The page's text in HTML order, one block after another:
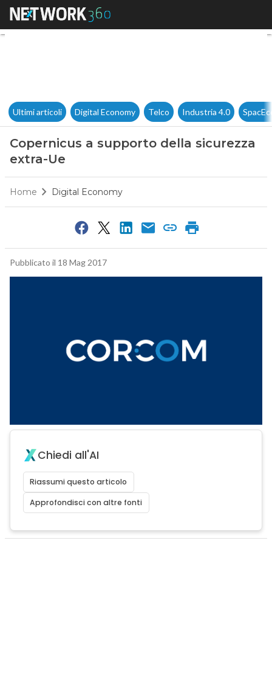
Copernicus a supporto della
Ultimi articoli Digital Economy Telco Industria 4.0
Copernicus a supporto della sicurezza
extra-Ue
Home Digital Economy
Pubblicato il 18 Mag 2017
Chiedi all'AI
Riassumi questo articolo
Approfondisci con altre fonti